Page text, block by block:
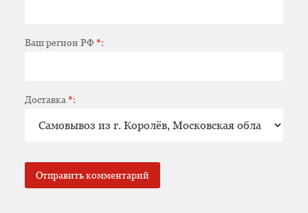
Ваш регион РФ*:
Доставка *: